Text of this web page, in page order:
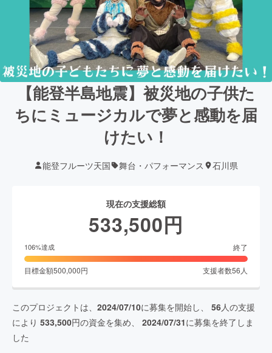
【能登半島地震】被災地の子供た
ちにミュージカルで夢と感動を届
けたい！
能登フルーツ天国 舞台・パフォーマンス 石川県
現在の支援総額
533,500円
106%達成 終了
目標金額500,000円 支援者数56 人
このプロジェクトは、 2024/07/10に募集を開始し、 56人の支援
により 533,500円の資金を集め、 2024/07/31に募集を終了しま
した